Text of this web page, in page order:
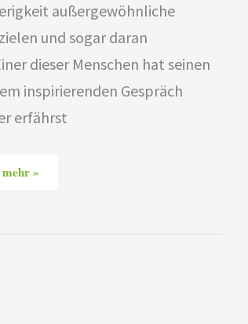
außergewöhnliche
und sogar daran
dieser Menschen hat seinen
inspirierenden Gespräch
erfährst
mehr »